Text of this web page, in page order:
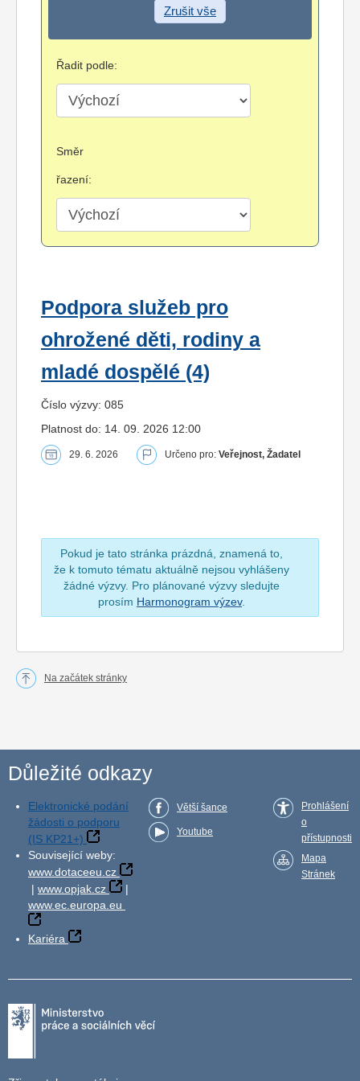
Zrušit vše
Řadit podle:
Směr
řazení:
Podpora služeb pro
ohrožené děti, rodiny a
mladé dospělé (4)
Číslo výzvy: 085
Platnost do: 14. 09. 2026 12:00
29. 6. 2026 Určeno pro: Veřejnost, Žadatel
Pokud je tato stránka prázdná, znamená to,
že k tomuto tématu aktuálně nejsou vyhlášeny
žádné výzvy. Pro plánované výzvy sledujte
prosím Harmonogram výzev.
Na začátek stránky
Důležité odkazy
Elektronické podání
žádosti o podporu
(IS KP21+)
Související weby:
www.dotaceeu.cz
| www.opjak.cz
|
www.ec.europa.eu
Kariéra
Větší šance
Youtube
Prohlášení
o
přístupnosti
Mapa
Stránek